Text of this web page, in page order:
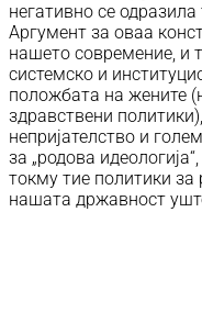
негативно се
Аргумент за оваа
нашето современиe, и
системско и
положбата на жените
здравствени
непријателство и
за „родова
токму тие политики
нашата државност